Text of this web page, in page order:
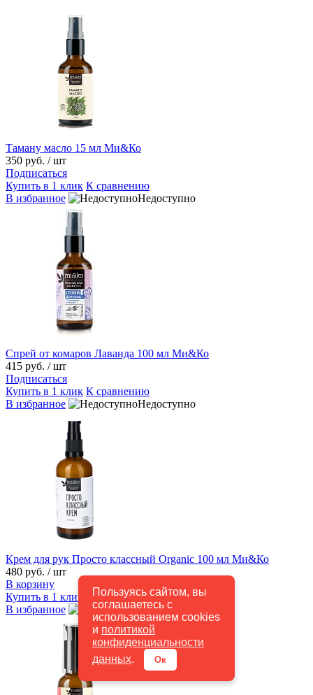
Пользуясь сайтом, вы
соглашаетесь с
использованием cookies
и политикой
конфиденциальности
данных. Ок
Таману масло 15 мл Ми&Ко
350 руб. / шт
Подписаться
Купить в 1 клик К сравнению
В избранное
Недоступно
Спрей от комаров Лаванда 100 мл Ми&Ко
415 руб. / шт
Подписаться
Купить в 1 клик К сравнению
В избранное
Недоступно
Крем для рук Просто классный Organic 100 мл Ми&Ко
480 руб. / шт
В корзину
Купить в 1 клик
К сравнению
В избранное
В наличии